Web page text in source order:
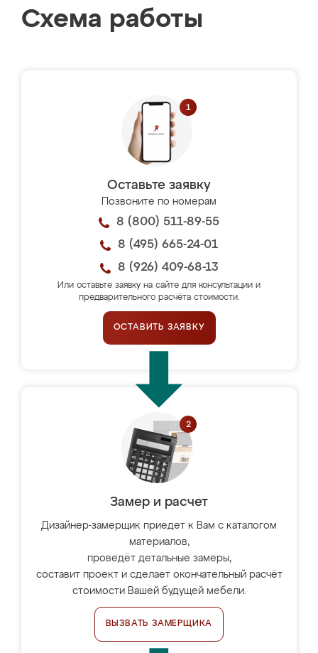
Схема работы
Оставьте заявку
Позвоните по номерам
8 (800) 511-89-55
8 (495) 665-24-01
8 (926) 409-68-13
Или оставьте заявку на сайте для консультации и
предварительного расчёта стоимости.
ОСТАВИТЬ ЗАЯВКУ
Замер и расчет
Дизайнер-замерщик приедет к Вам с каталогом
материалов,
проведёт детальные замеры,
составит проект и сделает окончательный расчёт
стоимости Вашей будущей мебели.
ВЫЗВАТЬ ЗАМЕРЩИКА